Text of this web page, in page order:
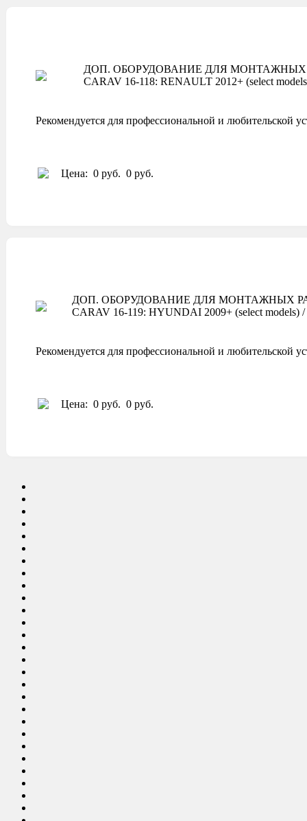
ДОП. ОБОРУДОВАНИЕ ДЛЯ МОНТАЖНЫХ
CARAV 16-118: RENAULT 2012+ (select
Рекомендуется для профессиональной и любительской
Цена: 0 руб. 0 руб.
ДОП. ОБОРУДОВАНИЕ ДЛЯ МОНТАЖНЫХ
CARAV 16-119: HYUNDAI 2009+ (select models) /
Рекомендуется для профессиональной и любительской
Цена: 0 руб. 0 руб.